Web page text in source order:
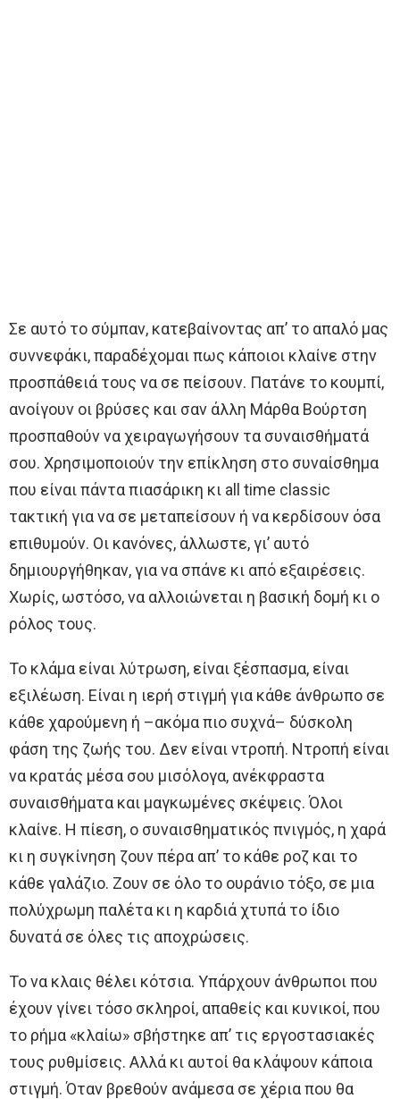
Σε αυτό το σύμπαν, κατεβαίνοντας απ’ το απαλό μας
συννεφάκι, παραδέχομαι πως κάποιοι κλαίνε στην
προσπάθειά τους να σε πείσουν. Πατάνε το κουμπί,
ανοίγουν οι βρύσες και σαν άλλη Μάρθα Βούρτση
προσπαθούν να χειραγωγήσουν τα συναισθήματά
σου. Χρησιμοποιούν την επίκληση στο συναίσθημα
που είναι πάντα πιασάρικη κι all time classic
τακτική για να σε μεταπείσουν ή να κερδίσουν όσα
επιθυμούν. Οι κανόνες, άλλωστε, γι’ αυτό
δημιουργήθηκαν, για να σπάνε κι από εξαιρέσεις.
Χωρίς, ωστόσο, να αλλοιώνεται η βασική δομή κι ο
ρόλος τους.
Το κλάμα είναι λύτρωση, είναι ξέσπασμα, είναι
εξιλέωση. Είναι η ιερή στιγμή για κάθε άνθρωπο σε
κάθε χαρούμενη ή –ακόμα πιο συχνά– δύσκολη
φάση της ζωής του. Δεν είναι ντροπή. Ντροπή είναι
να κρατάς μέσα σου μισόλογα, ανέκφραστα
συναισθήματα και μαγκωμένες σκέψεις. Όλοι
κλαίνε. Η πίεση, ο συναισθηματικός πνιγμός, η χαρά
κι η συγκίνηση ζουν πέρα απ’ το κάθε ροζ και το
κάθε γαλάζιο. Ζουν σε όλο το ουράνιο τόξο, σε μια
πολύχρωμη παλέτα κι η καρδιά χτυπά το ίδιο
δυνατά σε όλες τις αποχρώσεις.
Το να κλαις θέλει κότσια. Υπάρχουν άνθρωποι που
έχουν γίνει τόσο σκληροί, απαθείς και κυνικοί, που
το ρήμα «κλαίω» σβήστηκε απ’ τις εργοστασιακές
τους ρυθμίσεις. Αλλά κι αυτοί θα κλάψουν κάποια
στιγμή. Όταν βρεθούν ανάμεσα σε χέρια που θα